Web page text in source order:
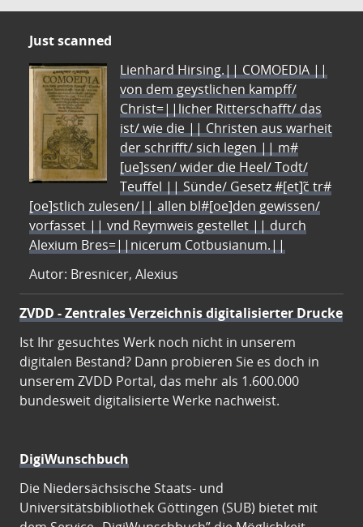
Just scanned
Lienhard Hirsing.|| COMOEDIA ||
von dem geystlichen kampff/
Christ=||licher Ritterschafft/ das
ist/ wie die || Christen aus warheit
der schrifft/ sich legen || m#
[ue]ssen/ wider die Heel/ Todt/
Teuffel || Sünde/ Gesetz #[et]c̃ tr#
[oe]stlich zulesen/|| allen bl#[oe]den gewissen/
vorfasset || vnd Reymweis gestellet || durch
Alexium Bres=||nicerum Cotbusianum.||
Autor: Bresnicer, Alexius
ZVDD - Zentrales Verzeichnis digitalisierter Drucke
Ist Ihr gesuchtes Werk noch nicht in unserem
digitalen Bestand? Dann probieren Sie es doch in
unserem ZVDD Portal, das mehr als 1.600.000
bundesweit digitalisierte Werke nachweist.
DigiWunschbuch
Die Niedersächsische Staats- und
Universitätsbibliothek Göttingen (SUB) bietet mit